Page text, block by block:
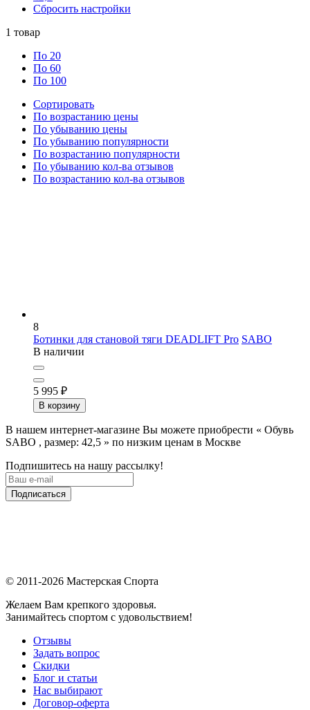
Сбросить настройки
1 товар
По 20
По 60
По 100
Сортировать
По возрастанию цены
По убыванию цены
По убыванию популярности
По возрастанию популярности
По убыванию кол-ва отзывов
По возрастанию кол-ва отзывов
8
Ботинки для становой тяги DEADLIFT Pro SABO
В наличии
5 995 ₽
В корзину
В нашем интернет-магазине Вы можете приобрести « Обувь
SABO , размер: 42,5 » по низким ценам в Москве
Подпишитесь на нашу рассылку!
Подписаться
© 2011-2026 Мастерская Спорта
Желаем Вам крепкого здоровья.
Занимайтесь спортом с удовольствием!
Отзывы
Задать вопрос
Скидки
Блог и статьи
Нас выбирают
Договор-оферта